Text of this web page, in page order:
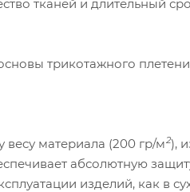
тканей и длительный
трикотажного
материала (200 гр/м2),
абсолютную
изделий, как в